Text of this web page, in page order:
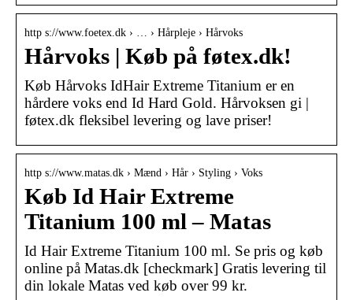
http s://www.foetex.dk › … › Hårpleje › Hårvoks
Hårvoks | Køb på føtex.dk!
Køb Hårvoks IdHair Extreme Titanium er en
hårdere voks end Id Hard Gold. Hårvoksen gi |
føtex.dk fleksibel levering og lave priser!
http s://www.matas.dk › Mænd › Hår › Styling › Voks
Køb Id Hair Extreme
Titanium 100 ml – Matas
Id Hair Extreme Titanium 100 ml. Se pris og køb
online på Matas.dk [checkmark] Gratis levering til
din lokale Matas ved køb over 99 kr.